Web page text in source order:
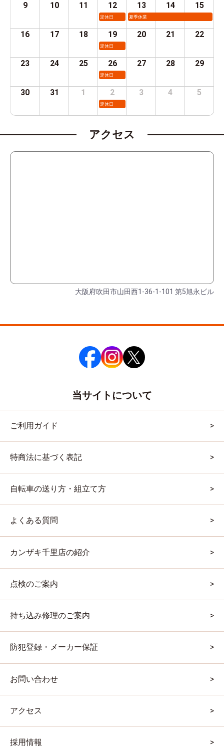
9 10 11 12
定休日
13
夏季休業
14 15
16 17 18 19
定休日
20 21 22
23 24 25 26
定休日
27 28 29
30 31 1 2
定休日
3 4 5
アクセス
大阪府吹田市山田西1-36-1-101 第5旭永ビル
当サイトについて
ご利用ガイド
特商法に基づく表記
自転車の送り方・組立て方
よくある質問
カンザキ千里店の紹介
点検のご案内
持ち込み修理のご案内
防犯登録・メーカー保証
お問い合わせ
アクセス
採用情報